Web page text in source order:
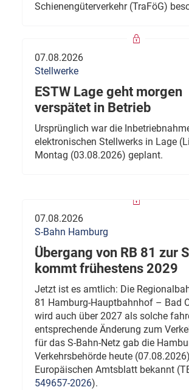
Schienengüterverkehr (TraFöG)
07.08.2026
Stellwerke
ESTW Lage geht morgen
verspätet in Betrieb
Ursprünglich war die
elektronischen Stellwerks in Lage
Montag (03.08.2026) geplant.
07.08.2026
S-Bahn Hamburg
Übergang von RB 81 zur
kommt frühestens 2029
Jetzt ist es amtlich: Die
81 Hamburg-Hauptbahnhof – Bad
wird auch über 2027 als solche
entsprechende Änderung zum
für das S-Bahn-Netz gab die
Verkehrsbehörde heute
Europäischen Amtsblatt bekannt
549657-2026).